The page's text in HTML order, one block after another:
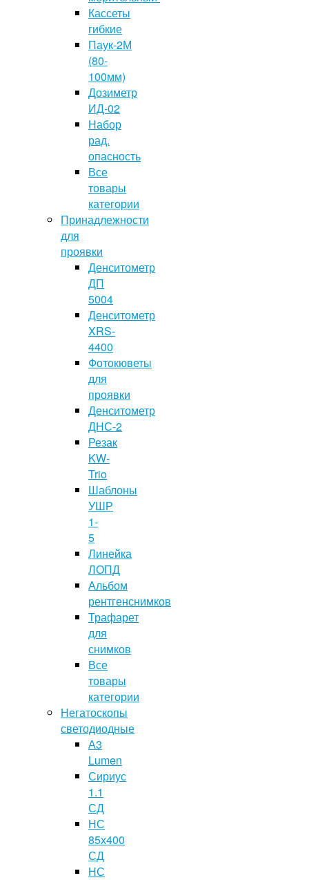
Кассеты
гибкие
Паук-2М
(80-
100мм)
Дозиметр
ИД-02
Набор
рад.
опасность
Все
товары
категории
Принадлежности
для
проявки
Денситометр
ДП
5004
Денситометр
XRS-
4400
Фотокюветы
для
проявки
Денситометр
ДНС-2
Резак
KW-
Trio
Шаблоны
УШР
1-
5
Линейка
ЛОПД
Альбом
рентгенснимков
Трафарет
для
снимков
Все
товары
категории
Негатоскопы
светодиодные
А3
Lumen
Сириус
1.1
СД
НС
85х400
СД
НС